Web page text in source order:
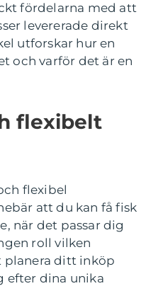
fördelarna med att
levererade direkt
utforskar hur en
och varför det är en
flexibelt
flexibel
att du kan få fisk
när det passar dig
roll vilken
planera ditt inköp
efter dina unika